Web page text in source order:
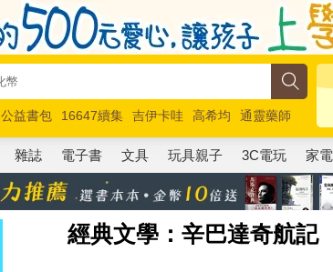
公益書包 16647續集 吉伊卡哇 高希均
通靈藥師
馬斯克 玩具總動員5 超慢跑
雜誌 電子書 文具 玩具親子 3C電玩 家電
經典文學：辛巴達奇航記